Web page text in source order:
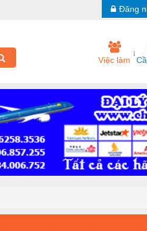
Đăng
Việc làm